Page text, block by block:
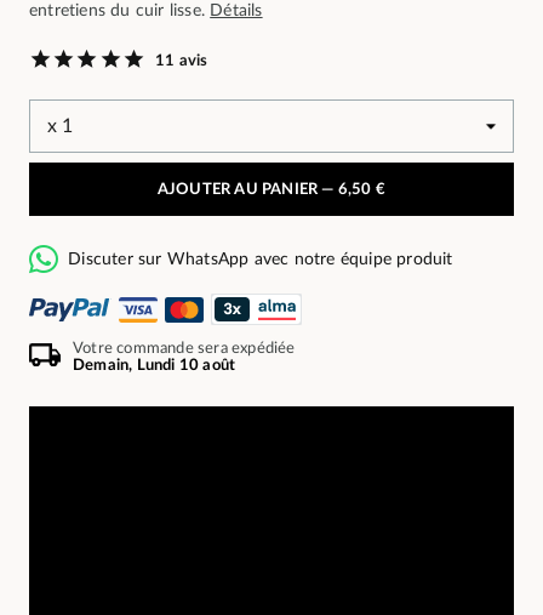
entretiens du cuir lisse. Détails
11 avis
AJOUTER AU PANIER — 6,50 €
Discuter sur WhatsApp avec notre équipe produit
Votre commande sera expédiée
Demain, Lundi 10 août